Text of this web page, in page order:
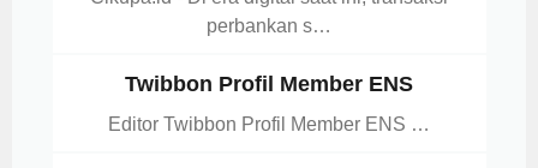
perbankan s…
Twibbon Profil Member ENS
Editor Twibbon Profil Member ENS …